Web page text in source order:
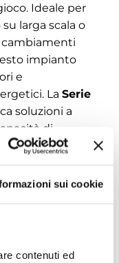
sui cookie
contenuti ed
Ideale per
larga scala o
impianto
e
La Serie
soluzioni a
di
di ogni campo
dei
sport